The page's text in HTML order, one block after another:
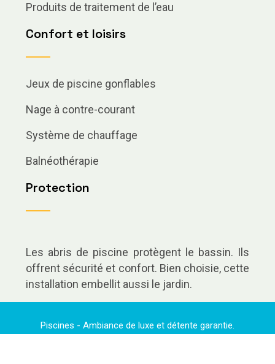
Produits de traitement de l’eau
Confort et loisirs
Jeux de piscine gonflables
Nage à contre-courant
Système de chauffage
Balnéothérapie
Protection
Les abris de piscine protègent le bassin. Ils
offrent sécurité et confort. Bien choisie, cette
installation embellit aussi le jardin.
Piscines - Ambiance de luxe et détente garantie.